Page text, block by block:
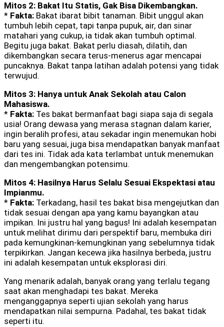
Mitos 2: Bakat Itu Statis, Gak Bisa Dikembangkan.
* Fakta: Bakat ibarat bibit tanaman. Bibit unggul akan
tumbuh lebih cepat, tapi tanpa pupuk, air, dan sinar
matahari yang cukup, ia tidak akan tumbuh optimal.
Begitu juga bakat. Bakat perlu diasah, dilatih, dan
dikembangkan secara terus-menerus agar mencapai
puncaknya. Bakat tanpa latihan adalah potensi yang tidak
terwujud.
Mitos 3: Hanya untuk Anak Sekolah atau Calon
Mahasiswa.
* Fakta: Tes bakat bermanfaat bagi siapa saja di segala
usia! Orang dewasa yang merasa stagnan dalam karier,
ingin beralih profesi, atau sekadar ingin menemukan hobi
baru yang sesuai, juga bisa mendapatkan banyak manfaat
dari tes ini. Tidak ada kata terlambat untuk menemukan
dan mengembangkan potensimu.
Mitos 4: Hasilnya Harus Selalu Sesuai Ekspektasi atau
Impianmu.
* Fakta: Terkadang, hasil tes bakat bisa mengejutkan dan
tidak sesuai dengan apa yang kamu bayangkan atau
impikan. Ini justru hal yang bagus! Ini adalah kesempatan
untuk melihat dirimu dari perspektif baru, membuka diri
pada kemungkinan-kemungkinan yang sebelumnya tidak
terpikirkan. Jangan kecewa jika hasilnya berbeda, justru
ini adalah kesempatan untuk eksplorasi diri.
Yang menarik adalah, banyak orang yang terlalu tegang
saat akan menghadapi tes bakat. Mereka
menganggapnya seperti ujian sekolah yang harus
mendapatkan nilai sempurna. Padahal, tes bakat tidak
seperti itu.